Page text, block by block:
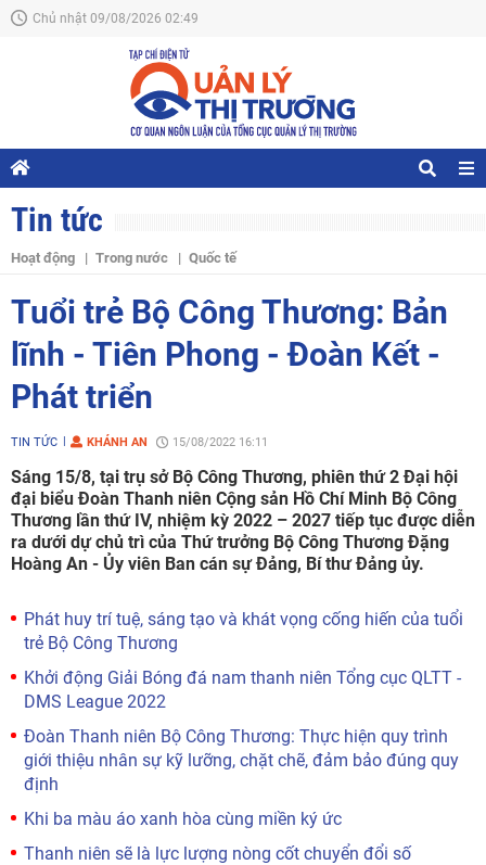
Chủ nhật 09/08/2026 02:49
Tin tức
Hoạt động Trong nước Quốc tế
Tuổi trẻ Bộ Công Thương: Bản
lĩnh - Tiên Phong - Đoàn Kết -
Phát triển
TIN TỨC KHÁNH AN 15/08/2022 16:11
Sáng 15/8, tại trụ sở Bộ Công Thương, phiên thứ 2 Đại hội
đại biểu Đoàn Thanh niên Cộng sản Hồ Chí Minh Bộ Công
Thương lần thứ IV, nhiệm kỳ 2022 – 2027 tiếp tục được diễn
ra dưới dự chủ trì của Thứ trưởng Bộ Công Thương Đặng
Hoàng An - Ủy viên Ban cán sự Đảng, Bí thư Đảng ủy.
Phát huy trí tuệ, sáng tạo và khát vọng cống hiến của tuổi
trẻ Bộ Công Thương
Khởi động Giải Bóng đá nam thanh niên Tổng cục QLTT -
DMS League 2022
Đoàn Thanh niên Bộ Công Thương: Thực hiện quy trình
giới thiệu nhân sự kỹ lưỡng, chặt chẽ, đảm bảo đúng quy
định
Khi ba màu áo xanh hòa cùng miền ký ức
Thanh niên sẽ là lực lượng nòng cốt chuyển đổi số